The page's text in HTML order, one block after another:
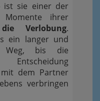
ist sie einer der
Momente ihrer
die Verlobung.
ein langer und
Weg, bis die
dem Partner
verbringen